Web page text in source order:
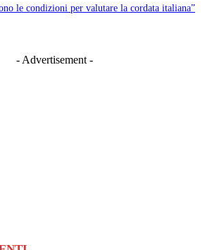
le condizioni per valutare la cordata italiana”
- Advertisement -